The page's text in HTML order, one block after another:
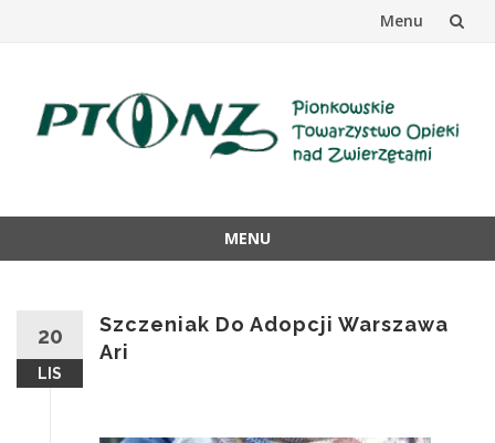
Menu
MENU
treści20
LIS
Szczeniak Do Adopcji Warszawa
Ari